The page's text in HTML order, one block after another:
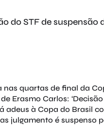
do STF de suspensão
quartas de final da
Erasmo Carlos: ‘Decisão
adeus à Copa do Brasil
julgamento é suspenso